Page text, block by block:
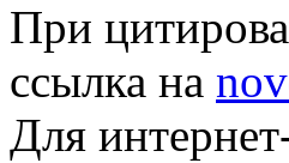
При
ссылка на
Для